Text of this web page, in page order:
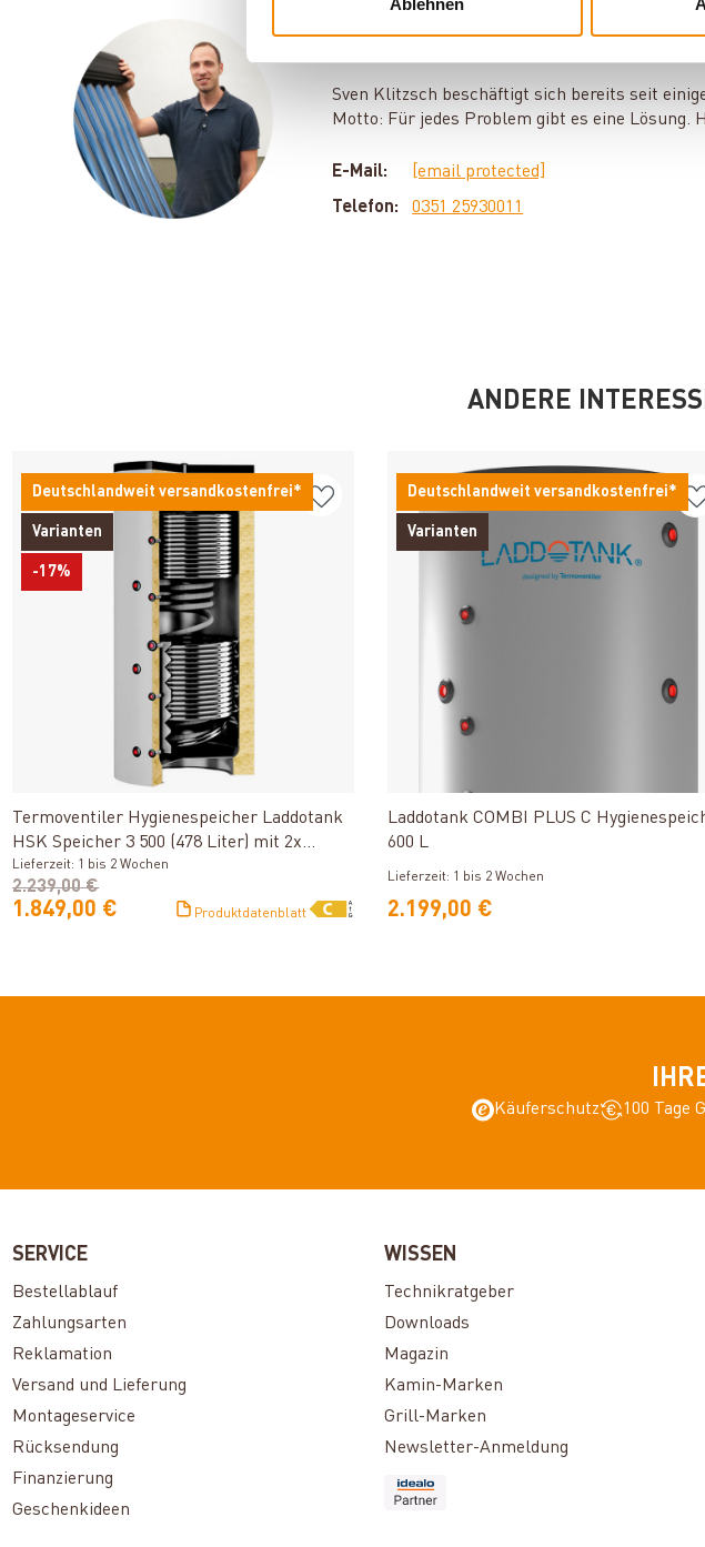
Ablehnen
Sven Klitzsch beschäftigt sich bereits seit
Motto: Für jedes Problem gibt es eine Lösung.
E-Mail:
[email protected]
Telefon:
0351 25930011
ANDERE
Deutschlandweit versandkostenfrei*
Varianten
-17%
Produkt ansehen
Termoventiler Hygienespeicher Laddotank
HSK Speicher 3 500 (478 Liter) mit 2x
Solarwärmetauscher
Lieferzeit: 1 bis 2 Wochen
1.849,00 €
2.239,00 €
Produktdatenblatt
Deutschlandweit versandkostenfrei*
Varianten
Laddotank COMBI PLUS C
600 L
Lieferzeit: 1 bis 2 Wochen
2.199,00 €
Käuferschutz 100 Tage
SERVICE
Bestellablauf
Zahlungsarten
Reklamation
Versand und Lieferung
Montageservice
Rücksendung
Finanzierung
Geschenkideen
WISSEN
Technikratgeber
Downloads
Magazin
Kamin-Marken
Grill-Marken
Newsletter-Anmeldung